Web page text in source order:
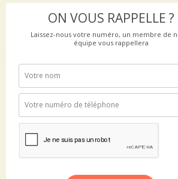
ON VOUS RAPPELLE ?
Laissez-nous votre numéro, un membre de
équipe vous rappellera